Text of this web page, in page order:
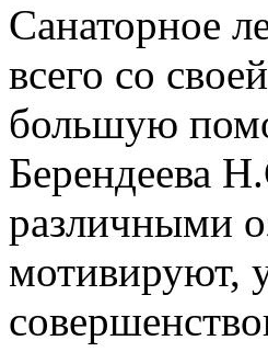
Санаторное
всего со
большую
Берендеева
различными
мотивируют,